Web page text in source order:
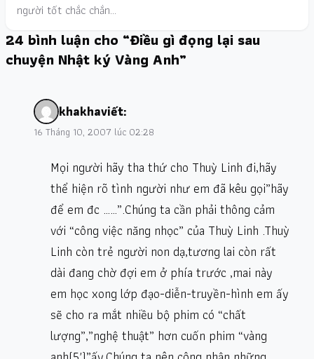
người tốt chắc chắn…
24 bình luận cho “Điều gì đọng lại sau
chuyện Nhật ký Vàng Anh”
khakhaviết:
16 Tháng 10, 2007 lúc 02:28
Mọi người hãy tha thứ cho Thuỳ Linh đi,hãy
thể hiện rõ tình người như em đã kêu gọi”hãy
để em đc ……”.Chúng ta cần phải thông cảm
với “công việc năng nhọc” của Thuỳ Linh .Thuỳ
Linh còn trẻ người non dạ,tương lai còn rất
dài đang chờ đợi em ở phía trước ,mai này
em học xong lớp đạo-diễn-truyền-hình em ấy
sẽ cho ra mắt nhiều bộ phim có “chất
lượng”,”nghệ thuật” hơn cuốn phim “vàng